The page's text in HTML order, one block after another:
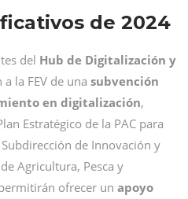
de 2024
del Hub de Digitalización y
la FEV de una subvención
en digitalización,
Estratégico de la PAC para
de Innovación y
Agricultura, Pesca y
ofrecer un apoyo